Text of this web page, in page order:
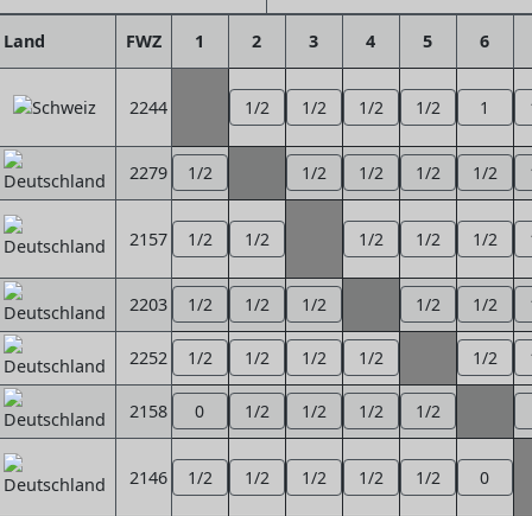
Land FWZ 1 2 3 4 5 6
2244 1/2 1/2 1/2 1/2 1
2279 1/2 1/2 1/2 1/2 1/2
2157 1/2 1/2 1/2 1/2 1/2
2203 1/2 1/2 1/2 1/2 1/2
2252 1/2 1/2 1/2 1/2 1/2
2158 0 1/2 1/2 1/2 1/2
2146 1/2 1/2 1/2 1/2 1/2 0